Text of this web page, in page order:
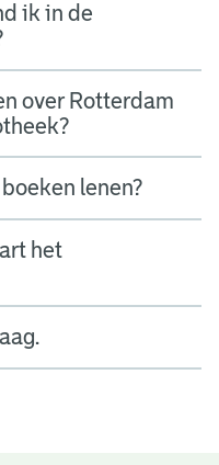
ik in de
over Rotterdam
lenen?
het